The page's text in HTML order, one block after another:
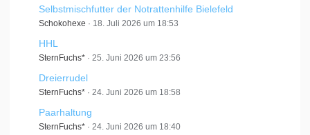
Selbstmischfutter der Notrattenhilfe Bielefeld
Schokohexe 18. Juli 2026 um 18:53
HHL
SternFuchs* 25. Juni 2026 um 23:56
Dreierrudel
SternFuchs* 24. Juni 2026 um 18:58
Paarhaltung
SternFuchs* 24. Juni 2026 um 18:40